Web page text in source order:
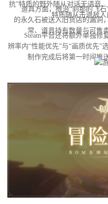
抗”特质的野外随从对话无语音
特质随从击退敌
道具方面，根治“刹那的飞石”
的永久石被送入旧货店的漏洞
常、道具持有数量与可售
Steam平台还将额外单独修
辨率内“性能优先”与“画质优先”
制作完成后将第一时间推